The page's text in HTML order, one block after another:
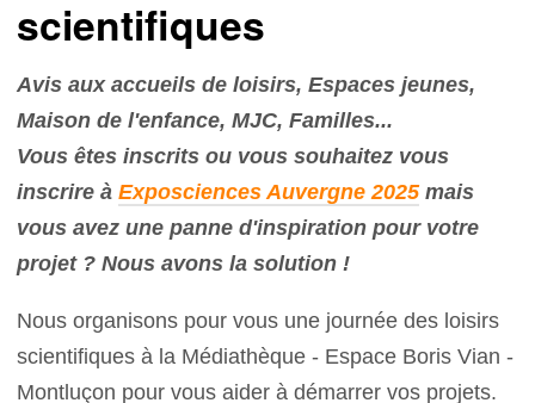
scientifiques
Avis aux accueils de loisirs, Espaces jeunes,
Maison de l'enfance, MJC, Familles...
Vous êtes inscrits ou vous souhaitez vous
inscrire àExposciences Auvergne 2025mais
vous avez une panne d'inspiration pour votre
projet ? Nous avons la solution !
Nous organisons pour vous une journée des loisirs
scientifiques à la Médiathèque - Espace Boris Vian -
Montluçon pour vous aider à démarrer vos projets.